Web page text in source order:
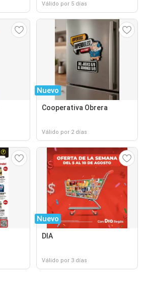
Válido por 5 días
Nuevo
Cooperativa Obrera
Válido por 2 días
Nuevo
DIA
Válido por 3 días